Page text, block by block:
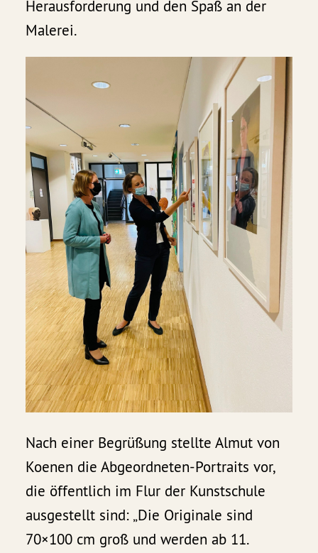
Herausforderung und den Spaß an der
Malerei.
Nach einer Begrüßung stellte Almut von
Koenen die Abgeordneten-Portraits vor,
die öffentlich im Flur der Kunstschule
ausgestellt sind: „Die Originale sind
70×100 cm groß und werden ab 11.